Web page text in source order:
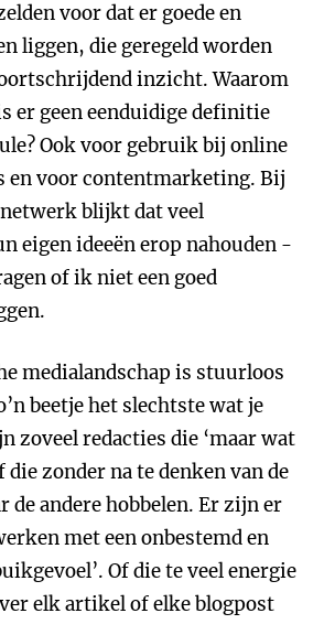
voor dat er goede en
liggen, die geregeld worden
inzicht. Waarom
er geen eenduidige definitie
Ook voor gebruik bij online
en voor contentmarketing. Bij
blijkt dat veel
eigen ideeën erop nahouden -
of ik niet een goed
medialandschap is stuurloos
beetje het slechtste wat je
zoveel redacties die ‘maar wat
die zonder na te denken van de
de andere hobbelen. Er zijn er
met een onbestemd en
Of die te veel energie
elk artikel of elke blogpost